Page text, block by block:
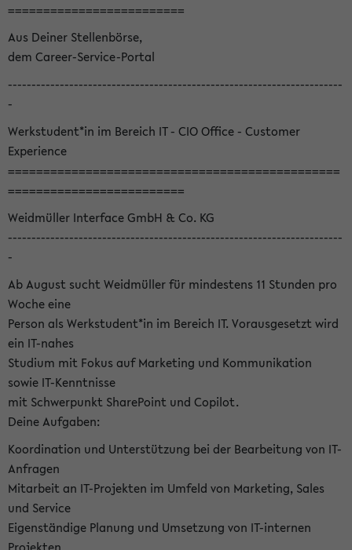
=========================
Aus Deiner Stellenbörse,
dem Career-Service-Portal
-----------------------------------------------------------------------
-
Werkstudent*in im Bereich IT - CIO Office - Customer
Experience
===============================================
=========================
Weidmüller Interface GmbH & Co. KG
-----------------------------------------------------------------------
-
Ab August sucht Weidmüller für mindestens 11 Stunden pro
Woche eine
Person als Werkstudent*in im Bereich IT. Vorausgesetzt wird
ein IT-nahes
Studium mit Fokus auf Marketing und Kommunikation
sowie IT-Kenntnisse
mit Schwerpunkt SharePoint und Copilot.
Deine Aufgaben:
Koordination und Unterstützung bei der Bearbeitung von IT-
Anfragen
Mitarbeit an IT-Projekten im Umfeld von Marketing, Sales
und Service
Eigenständige Planung und Umsetzung von IT-internen